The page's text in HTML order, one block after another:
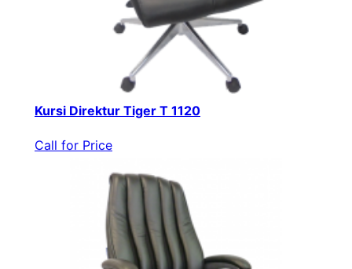
Kursi Direktur Tiger T 1120
Call for Price